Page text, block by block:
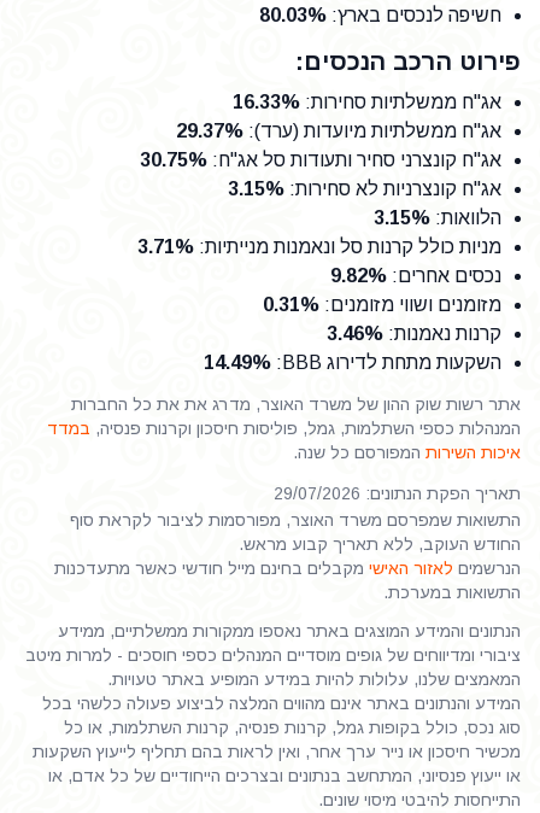
חשיפה לנכסים בארץ:
80.03%
פירוט הרכב הנכסים:
אג"ח ממשלתיות סחירות:
16.33%
אג"ח ממשלתיות מיועדות (ערד):
29.37%
אג"ח קונצרני סחיר ותעודות סל אג"ח:
30.75%
אג"ח קונצרניות לא סחירות:
3.15%
הלוואות:
3.15%
מניות כולל קרנות סל ונאמנות מנייתיות:
3.71%
נכסים אחרים:
9.82%
מזומנים ושווי מזומנים:
0.31%
קרנות נאמנות:
3.46%
השקעות מתחת לדירוג BBB
:
14.49%
אתר רשות שוק ההון של משרד האוצר, מדרג את את כל החברות
המנהלות כספי השתלמות, גמל, פוליסות חיסכון וקרנות פנסיה, במדד
איכות השירות המפורסם כל שנה.
תאריך הפקת הנתונים: 29/07/2026
התשואות שמפרסם משרד האוצר, מפורסמות לציבור לקראת סוף
החודש העוקב, ללא תאריך קבוע מראש.
הנרשמים לאזור האישי מקבלים בחינם מייל חודשי כאשר מתעדכנות
התשואות במערכת.
הנתונים והמידע המוצגים באתר נאספו ממקורות ממשלתיים, ממידע
ציבורי ומדיווחים של גופים מוסדיים המנהלים כספי חוסכים - למרות מיטב
המאמצים שלנו, עלולות להיות במידע המופיע באתר טעויות.
המידע והנתונים באתר אינם מהווים המלצה לביצוע פעולה כלשהי בכל
סוג נכס, כולל בקופות גמל, קרנות פנסיה, קרנות השתלמות, או כל
מכשיר חיסכון או נייר ערך אחר, ואין לראות בהם תחליף לייעוץ השקעות
או ייעוץ פנסיוני, המתחשב בנתונים ובצרכים הייחודיים של כל אדם, או
התייחסות להיבטי מיסוי שונים.